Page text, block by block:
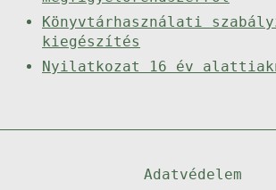
Könyvtárhasználati
kiegészítés
Nyilatkozat 16 év
Adatvédelem